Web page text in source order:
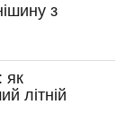
з
як
літній